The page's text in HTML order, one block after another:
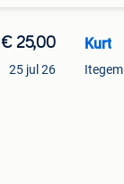
€ 25,00
25 jul 26
Kurt
Itegem